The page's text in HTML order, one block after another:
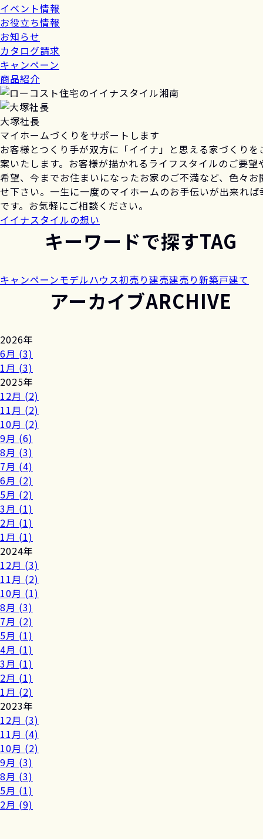
イベント情報
お役立ち情報
お知らせ
カタログ請求
キャンペーン
商品紹介
大塚社長
マイホームづくりをサポートします
お客様とつくり手が双方に「イイナ」と思える家づくりを
案いたします。お客様が描かれるライフスタイルのご要望
希望、今までお住まいになったお家のご不満など、色々お
せ下さい。一生に一度のマイホームのお手伝いが出来れば
です。お気軽にご相談ください。
イイナスタイルの想い
キーワードで探すTAG
キャンペーンモデルハウス初売り建売建売り新築戸建て
アーカイブARCHIVE
2026年
6月 (3)
1月 (3)
2025年
12月 (2)
11月 (2)
10月 (2)
9月 (6)
8月 (3)
7月 (4)
6月 (2)
5月 (2)
3月 (1)
2月 (1)
1月 (1)
2024年
12月 (3)
11月 (2)
10月 (1)
8月 (3)
7月 (2)
5月 (1)
4月 (1)
3月 (1)
2月 (1)
1月 (2)
2023年
12月 (3)
11月 (4)
10月 (2)
9月 (3)
8月 (3)
5月 (1)
2月 (9)